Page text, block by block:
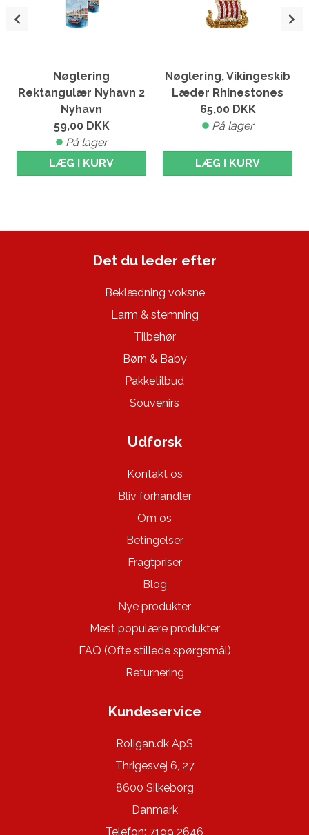
Nøglering
Rektangulær Nyhavn 2
Nyhavn
59,00 DKK
På lager
LÆG I KURV
Nøglering, Vikingeskib
Læder Rhinestones
65,00 DKK
På lager
LÆG I KURV
Det du leder efter
Beklædning voksne
Larm & stemning
Tilbehør
Børn & Baby
Pakketilbud
Souvenirs
Udforsk
Kontakt os
Bliv forhandler
Om os
Betingelser
Fragtpriser
Blog
Nye produkter
Mest populære produkter
FAQ (Ofte stillede spørgsmål)
Returnering
Kundeservice
Roligan.dk ApS
Thrigesvej 6, 27
8600 Silkeborg
Danmark
Telefon: 7199 2646